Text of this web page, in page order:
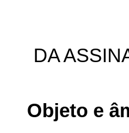
DA
Objeto e